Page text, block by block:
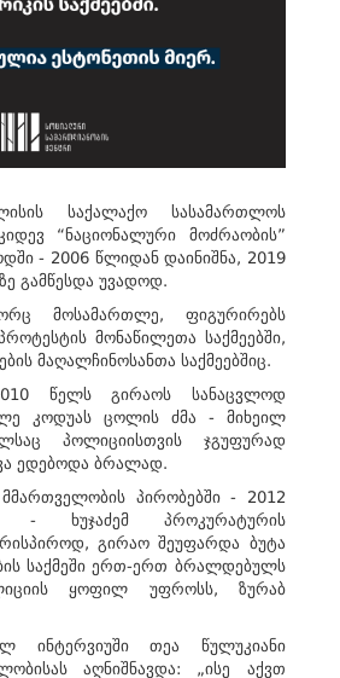
საქალაქო სასამართლოს
“ნაციონალური მოძრაობის”
- 2006 წლიდან დაინიშნა, 2019
გამწესდა უვადოდ.
მოსამართლე, ფიგურირებს
მონაწილეთა საქმეებში,
მაღალჩინოსანთა საქმეებშიც.
წელს გირაოს სანაცვლოდ
კოდუას ცოლის ძმა - მიხეილ
პოლიციისთვის ჯგუფურად
ედებოდა ბრალად.
პირობებში - 2012
- ხუჯაძემ პროკურატურის
გირაო შეუფარდა ბუტა
საქმეში ერთ-ერთ ბრალდებულს
ყოფილ უფროსს, ზურაბ
ინტერვიუში თეა წულუკიანი
აღნიშნავდა: „ისე აქვთ